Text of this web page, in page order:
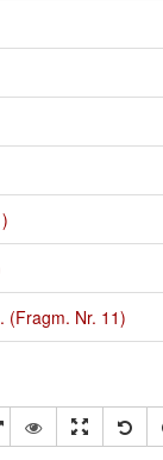
(Fragm. Nr. 11)